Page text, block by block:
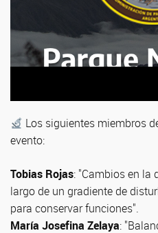
Los siguientes miembros
evento:
Tobias Rojas: "Cambios en la
largo de un gradiente de
para conservar funciones".
María Josefina Zelaya: